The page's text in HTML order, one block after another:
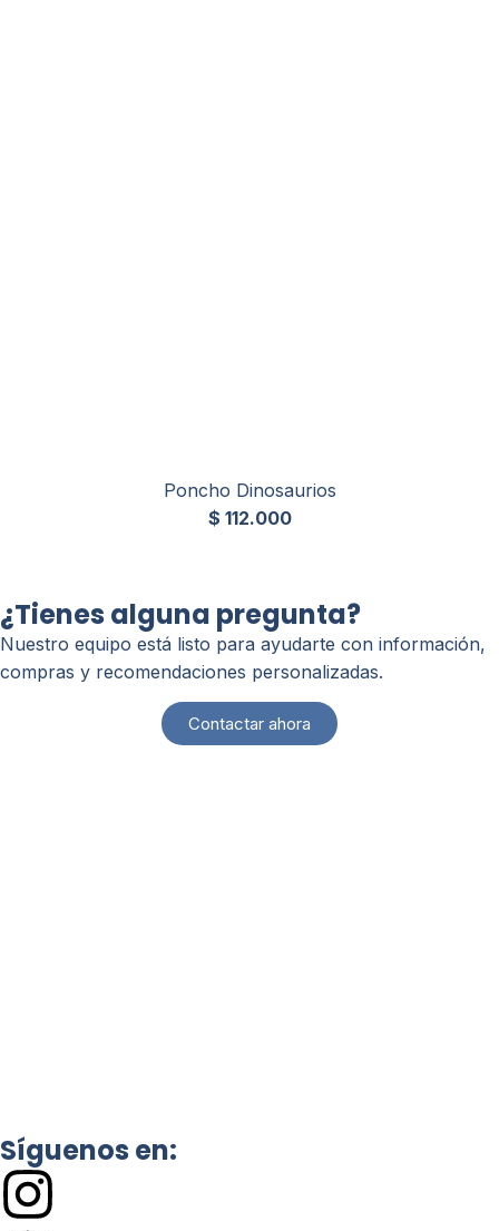
Poncho Dinosaurios
$ 112.000
¿Tienes alguna pregunta?
Nuestro equipo está listo para ayudarte con información,
compras y recomendaciones personalizadas.
Contactar ahora
Síguenos en: